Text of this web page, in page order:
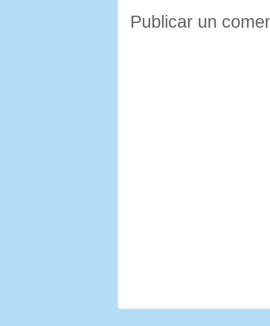
Publicar un